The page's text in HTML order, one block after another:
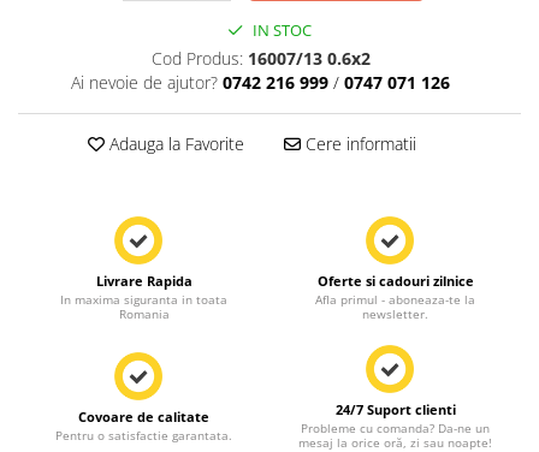
IN STOC
Cod Produs: 16007/13 0.6x2
Ai nevoie de ajutor? 0742 216 999 / 0747 071 126
Adauga la Favorite Cere informatii
Livrare Rapida
In maxima siguranta in toata
Romania
Oferte si cadouri zilnice
Afla primul - aboneaza-te la
newsletter.
Covoare de calitate
Pentru o satisfactie garantata.
24/7 Suport clienti
Probleme cu comanda? Da-ne un
mesaj la orice oră, zi sau noapte!